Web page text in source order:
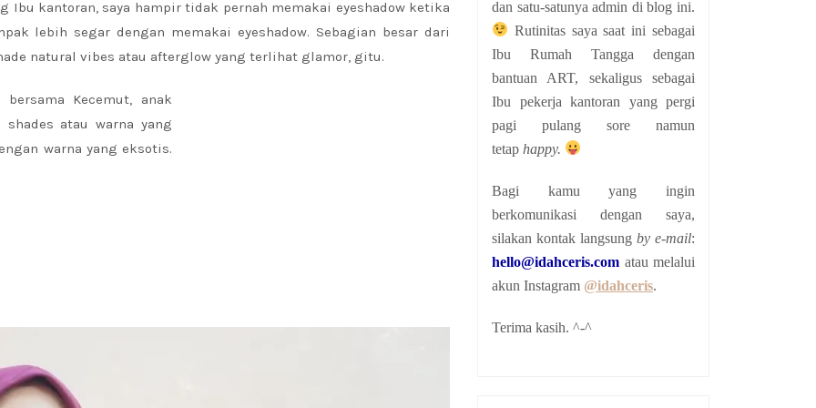
Ibu kantoran, saya hampir tidak pernah memakai eyeshadow ketika
lebih segar dengan memakai eyeshadow. Sebagian besar dari
natural vibes atau afterglow yang terlihat glamor, gitu.
Kecemut, anak
shades atau warna yang
warna yang eksotis.
dan satu-satunya admin di blog ini.
Rutinitas saya saat ini sebagai
Ibu Rumah Tangga dengan
bantuan ART, sekaligus sebagai
Ibu pekerja kantoran yang pergi
pagi pulang sore namun
tetap happy.
Bagi kamu yang ingin
berkomunikasi dengan saya,
silakan kontak langsung by e-mail:
hello@idahceris.com atau melalui
akun Instagram @idahceris.
Terima kasih. ^-^